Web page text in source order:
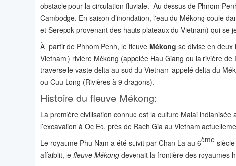
obstacle pour la circulation fluviale. Au dessus de Phnom
Cambodge. En saison d’inondation, l'eau du Mékong coule
et Serepok provenant des hauts plateaux du Vietnam) qui se
À partir de Phnom Penh, le fleuve Mékong se divise en deux
Vietnam,) rivière Mékong (appelée Hau Giang ou la rivière
traverse le vaste delta au sud du Vietnam appelé delta du
ou Cuu Long (Rivières à 9 dragons).
Histoire du fleuve Mékong:
La première civilisation connue est la culture Malai
l’excavation à Oc Eo, près de Rach Gia au Vietnam
Le royaume Phu Nam a été suivit par Chan La au 6ème
affaiblit, le fleuve Mékong devenait la frontière des royaumes